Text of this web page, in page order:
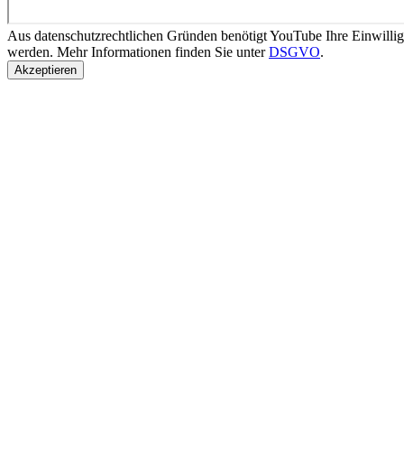
Aus datenschutzrechtlichen Gründen benötigt YouTube Ihre
werden. Mehr Informationen finden Sie unterDSGVO.
Akzeptieren